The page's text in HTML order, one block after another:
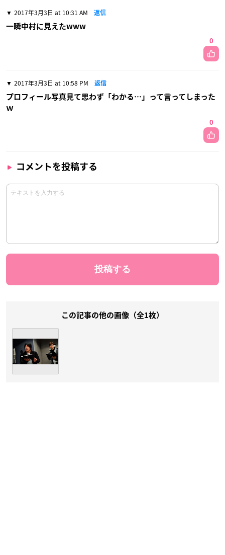
2017年3月3日 at 10:31 AM 返信
一瞬中村に見えたwww
0
2017年3月3日 at 10:58 PM 返信
プロフィール写真見て思わず「わかる…」って言ってしまった
ｗ
0
コメントを投稿する
この記事の他の画像（全1枚）